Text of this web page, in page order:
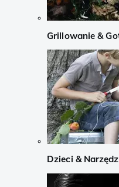
Grillowanie &
Dzieci &